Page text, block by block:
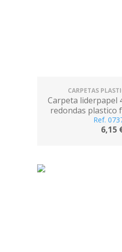
CARPETAS
Carpeta liderpapel
redondas plastico
Ref.
6,15